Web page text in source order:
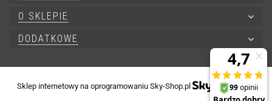
O SKLEPIE
DODATKOWE
Sklep internetowy na oprogramowaniu Sky-Shop.pl